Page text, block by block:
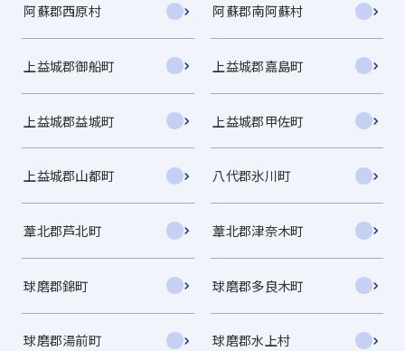
阿蘇郡西原村 阿蘇郡南阿蘇村
上益城郡御船町 上益城郡嘉島町
上益城郡益城町 上益城郡甲佐町
上益城郡山都町 八代郡氷川町
葦北郡芦北町 葦北郡津奈木町
球磨郡錦町 球磨郡多良木町
球磨郡湯前町 球磨郡水上村